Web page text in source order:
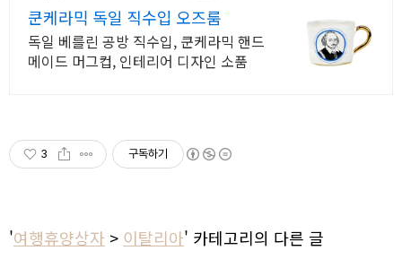
쿤케라믹 독일 직수입 오즈룸
독일 베를린 공방 직수입, 쿤케라믹 핸드
메이드 머그컵, 인테리어 디자인 소품
3 구독하기
'여행휴양상자 > 이탈리아' 카테고리의 다른 글